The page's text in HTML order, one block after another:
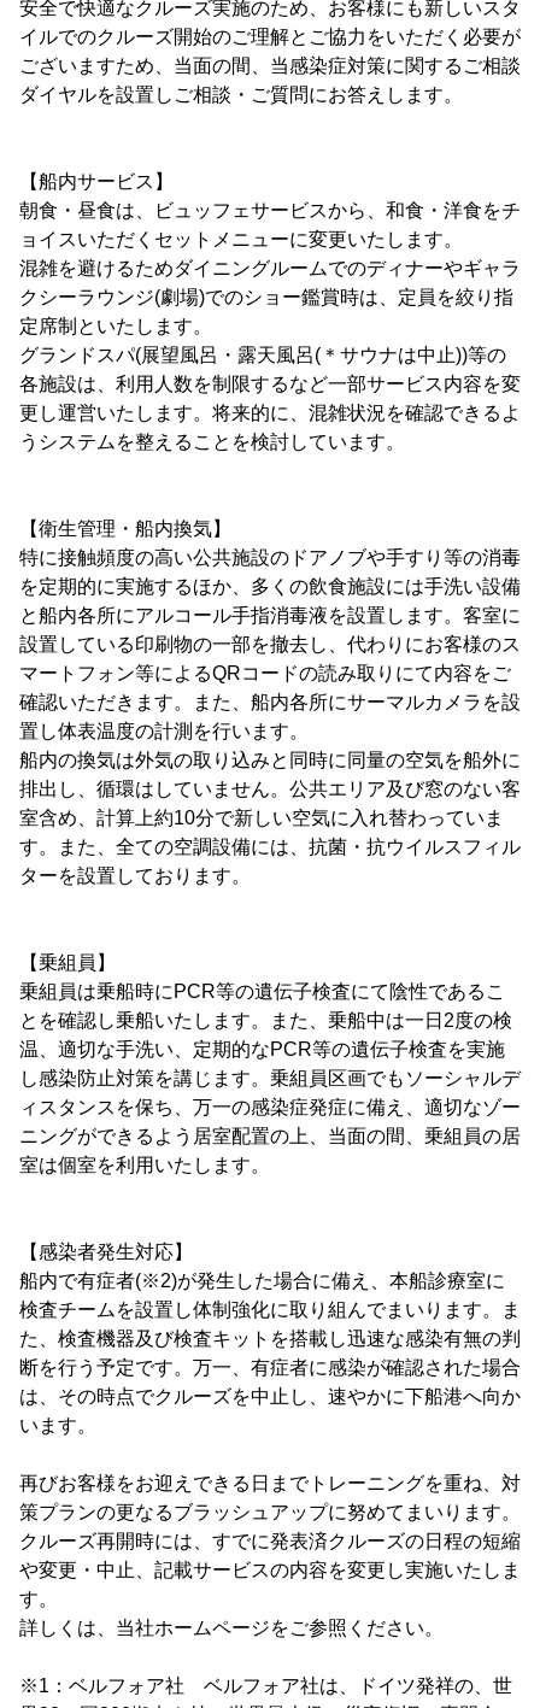
安全で快適なクルーズ実施のため、お客様にも新しいスタ
イルでのクルーズ開始のご理解とご協力をいただく必要が
ございますため、当面の間、当感染症対策に関するご相談
ダイヤルを設置しご相談・ご質問にお答えします。
【船内サービス】
朝食・昼食は、ビュッフェサービスから、和食・洋食をチ
ョイスいただくセットメニューに変更いたします。
混雑を避けるためダイニングルームでのディナーやギャラ
クシーラウンジ(劇場)でのショー鑑賞時は、定員を絞り指
定席制といたします。
グランドスパ(展望風呂・露天風呂(＊サウナは中止))等の
各施設は、利用人数を制限するなど一部サービス内容を変
更し運営いたします。将来的に、混雑状況を確認できるよ
うシステムを整えることを検討しています。
【衛生管理・船内換気】
特に接触頻度の高い公共施設のドアノブや手すり等の消毒
を定期的に実施するほか、多くの飲食施設には手洗い設備
と船内各所にアルコール手指消毒液を設置します。客室に
設置している印刷物の一部を撤去し、代わりにお客様のス
マートフォン等によるQRコードの読み取りにて内容をご
確認いただきます。また、船内各所にサーマルカメラを設
置し体表温度の計測を行います。
船内の換気は外気の取り込みと同時に同量の空気を船外に
排出し、循環はしていません。公共エリア及び窓のない客
室含め、計算上約10分で新しい空気に入れ替わっていま
す。また、全ての空調設備には、抗菌・抗ウイルスフィル
ターを設置しております。
【乗組員】
乗組員は乗船時にPCR等の遺伝子検査にて陰性であるこ
とを確認し乗船いたします。また、乗船中は一日2度の検
温、適切な手洗い、定期的なPCR等の遺伝子検査を実施
し感染防止対策を講じます。乗組員区画でもソーシャルデ
ィスタンスを保ち、万一の感染症発症に備え、適切なゾー
ニングができるよう居室配置の上、当面の間、乗組員の居
室は個室を利用いたします。
【感染者発生対応】
船内で有症者(※2)が発生した場合に備え、本船診療室に
検査チームを設置し体制強化に取り組んでまいります。ま
た、検査機器及び検査キットを搭載し迅速な感染有無の判
断を行う予定です。万一、有症者に感染が確認された場合
は、その時点でクルーズを中止し、速やかに下船港へ向か
います。
再びお客様をお迎えできる日までトレーニングを重ね、対
策プランの更なるブラッシュアップに努めてまいります。
クルーズ再開時には、すでに発表済クルーズの日程の短縮
や変更・中止、記載サービスの内容を変更し実施いたしま
す。
詳しくは、当社ホームページをご参照ください。
※1：ベルフォア社 ベルフォア社は、ドイツ発祥の、世